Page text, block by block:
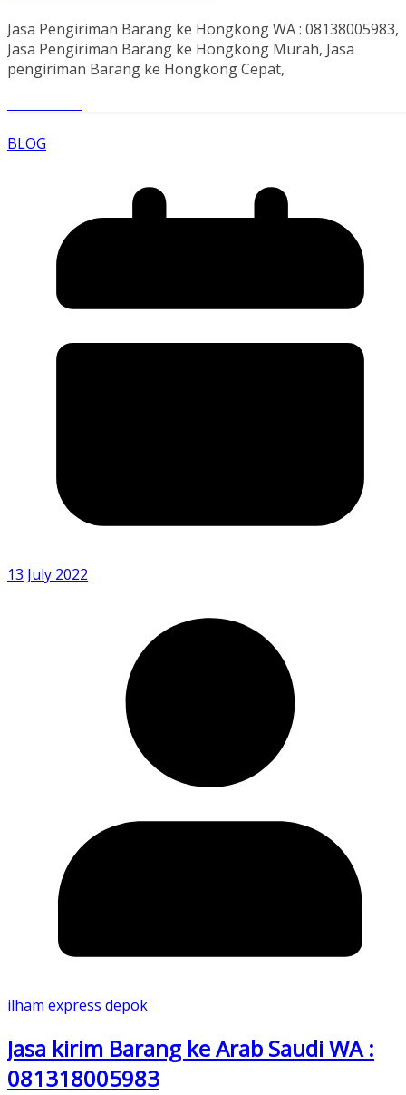
Jasa Pengiriman Barang ke Hongkong WA : 08138005983,
Jasa Pengiriman Barang ke Hongkong Murah, Jasa
pengiriman Barang ke Hongkong Cepat,
BLOG
13 July 2022
ilham express depok
Jasa kirim Barang ke Arab Saudi WA :
081318005983